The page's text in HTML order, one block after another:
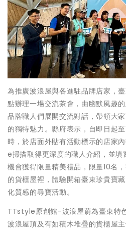
為推廣波浪屋與各進駐品牌店家，
點辦理一場交流茶會，由幽默風趣
品牌職人們展開交流對話，帶領大
的獨特魅力。縣府表示，自即日起
時，於店面外貼有活動標示的店家
e掃描取得更深度的職人介紹，並
機會獲得限量精美禮品，限量10名
的貨櫃屋裡，體驗開箱臺東珍貴寶
化質感的尋寶活動。
TTstyle原創館-波浪屋蔚為臺東特
波浪屋頂及有如積木堆疊的貨櫃屋